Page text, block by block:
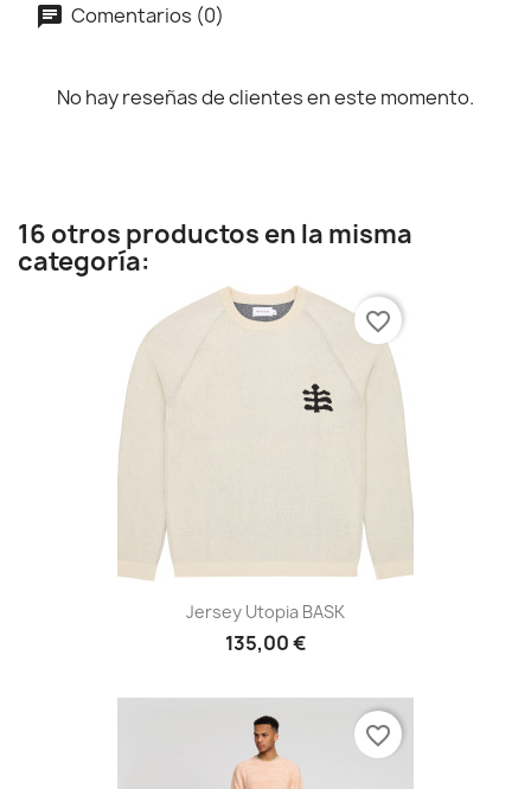
Comentarios (0)
No hay reseñas de clientes en este momento.
16 otros productos en la misma
categoría:
Jersey Utopia BASK
135,00 €
favorite_border
favorite_border